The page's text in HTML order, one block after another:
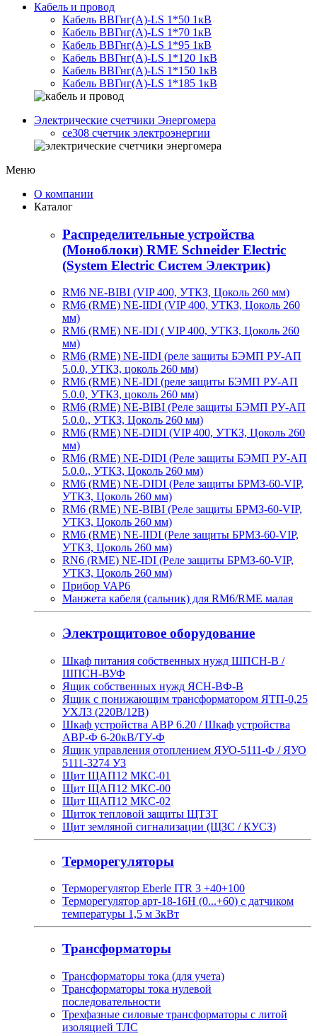
Кабель и провод
Кабель ВВГнг(A)-LS 1*50 1кВ
Кабель ВВГнг(A)-LS 1*70 1кВ
Кабель ВВГнг(A)-LS 1*95 1кВ
Кабель ВВГнг(A)-LS 1*120 1кВ
Кабель ВВГнг(A)-LS 1*150 1кВ
Кабель ВВГнг(A)-LS 1*185 1кВ
Электрические счетчики Энергомера
ce308 счетчик электроэнергии
Меню
О компании
Каталог
Распределительные устройства
(Моноблоки) RME Schneider Electric
(System Electric Систем Электрик)
RM6 NE-BIBI (VIP 400, УТКЗ, Цоколь 260 мм)
RM6 (RME) NE-IIDI (VIP 400, УТКЗ, Цоколь 260
мм)
RM6 (RME) NE-IDI ( VIP 400, УТКЗ, Цоколь 260
мм)
RM6 (RME) NE-IIDI (реле защиты БЭМП РУ-АП
5.0.0, УТКЗ, цоколь 260 мм)
RM6 (RME) NE-IDI (реле защиты БЭМП РУ-АП
5.0.0, УТКЗ, цоколь 260 мм)
RM6 (RME) NE-BIBI (Реле защиты БЭМП РУ-АП
5.0.0., УТКЗ, Цоколь 260 мм)
RM6 (RME) NE-DIDI (VIP 400, УТКЗ, Цоколь 260
мм)
RM6 (RME) NE-DIDI (Реле защиты БЭМП РУ-АП
5.0.0., УТКЗ, Цоколь 260 мм)
RM6 (RME) NE-DIDI (Реле защиты БРМЗ-60-VIP,
УТКЗ, Цоколь 260 мм)
RM6 (RME) NE-BIBI (Реле защиты БРМЗ-60-VIP,
УТКЗ, Цоколь 260 мм)
RM6 (RME) NE-IIDI (Реле защиты БРМЗ-60-VIP,
УТКЗ, Цоколь 260 мм)
RN6 (RME) NE-IDI (Реле защиты БРМЗ-60-VIP,
УТКЗ, Цоколь 260 мм)
Прибор VAP6
Манжета кабеля (сальник) для RM6/RME малая
Электрощитовое оборудование
Шкаф питания собственных нужд ШПСН-В /
ШПСН-ВУФ
Ящик собственных нужд ЯСН-ВФ-В
Ящик с понижающим трансформатором ЯТП-0,25
УХЛ3 (220В/12В)
Шкаф устройства АВР 6.20 / Шкаф устройства
АВР-Ф 6-20кВ/ТУ-Ф
Ящик управления отоплением ЯУО-5111-Ф / ЯУО
5111-3274 У3
Щит ЩАП12 МКС-01
Щит ЩАП12 МКС-00
Щит ЩАП12 МКС-02
Щиток тепловой защиты ЩТЗТ
Щит земляной сигнализации (ЩЗС / КУСЗ)
Терморегуляторы
Терморегулятор Eberle ITR 3 +40+100
Терморегулятор арт-18-16H (0...+60) с датчиком
температуры 1,5 м 3кВт
Трансформаторы
Трансформаторы тока (для учета)
Трансформаторы тока нулевой
последовательности
Трехфазные силовые трансформаторы с литой
изоляцией ТЛС